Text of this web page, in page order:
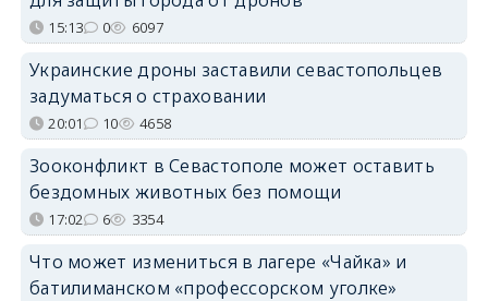
15:13 0 6097
Украинские дроны заставили севастопольцев
задуматься о страховании
20:01 10 4658
Зооконфликт в Севастополе может оставить
бездомных животных без помощи
17:02 6 3354
Что может измениться в лагере «Чайка» и
батилиманском «профессорском уголке»